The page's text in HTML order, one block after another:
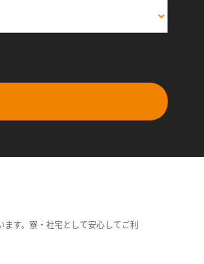
す。寮・社宅として安心してご利